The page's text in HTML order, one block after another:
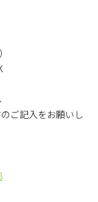
ご記入をお願いし